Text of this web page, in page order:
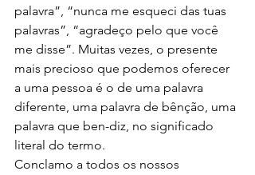
palavra”, “nunca me esqueci das tuas
palavras”, “agradeço pelo que você
me disse”. Muitas vezes, o presente
mais precioso que podemos oferecer
a uma pessoa é o de uma palavra
diferente, uma palavra de bênção, uma
palavra que ben-diz, no significado
literal do termo.
Conclamo a todos os nossos